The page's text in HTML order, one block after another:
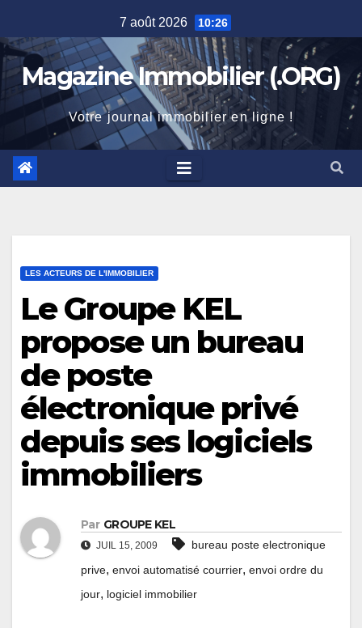
to
content
7 août 2026 10:26
Magazine Immobilier (.ORG)
Votre journal immobilier en ligne !
LES ACTEURS DE L'IMMOBILIER
Le Groupe KEL
propose un bureau
de poste
électronique privé
depuis ses logiciels
immobiliers
Par GROUPE KEL
JUIL 15, 2009
bureau poste electronique
prive, envoi automatisé courrier, envoi ordre du
jour, logiciel immobilier